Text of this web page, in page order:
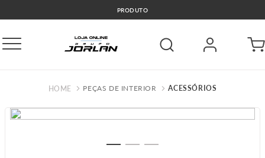
PRODUTO
PEÇAS DE INTERIOR ACESSÓRIOS